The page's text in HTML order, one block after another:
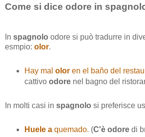
Come si dice odore in
In spagnolo odore si può tradurre in
esmpio: olor.
Hay mal olor en el baño del
cattivo odore nel bagno del
In molti casi in spagnolo si preferisce
Huele aquemado. (C'è odoredi